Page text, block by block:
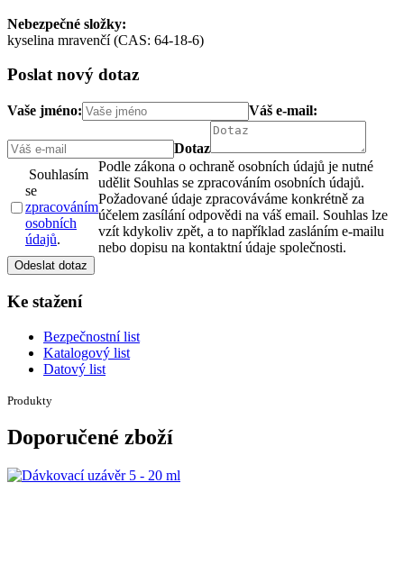
Nebezpečné složky:
kyselina mravenčí (CAS: 64-18-6)
Poslat nový dotaz
Vaše jméno: Váš e-mail:
Dotaz
Souhlasím
se
zpracováním
osobních
údajů.
Podle zákona o ochraně osobních údajů je nutné
udělit Souhlas se zpracováním osobních údajů.
Požadované údaje zpracováváme konkrétně za
účelem zasílání odpovědi na váš email. Souhlas lze
vzít kdykoliv zpět, a to například zasláním e-mailu
nebo dopisu na kontaktní údaje společnosti.
Odeslat dotaz
Ke stažení
Bezpečnostní list
Katalogový list
Datový list
Produkty
Doporučené zboží